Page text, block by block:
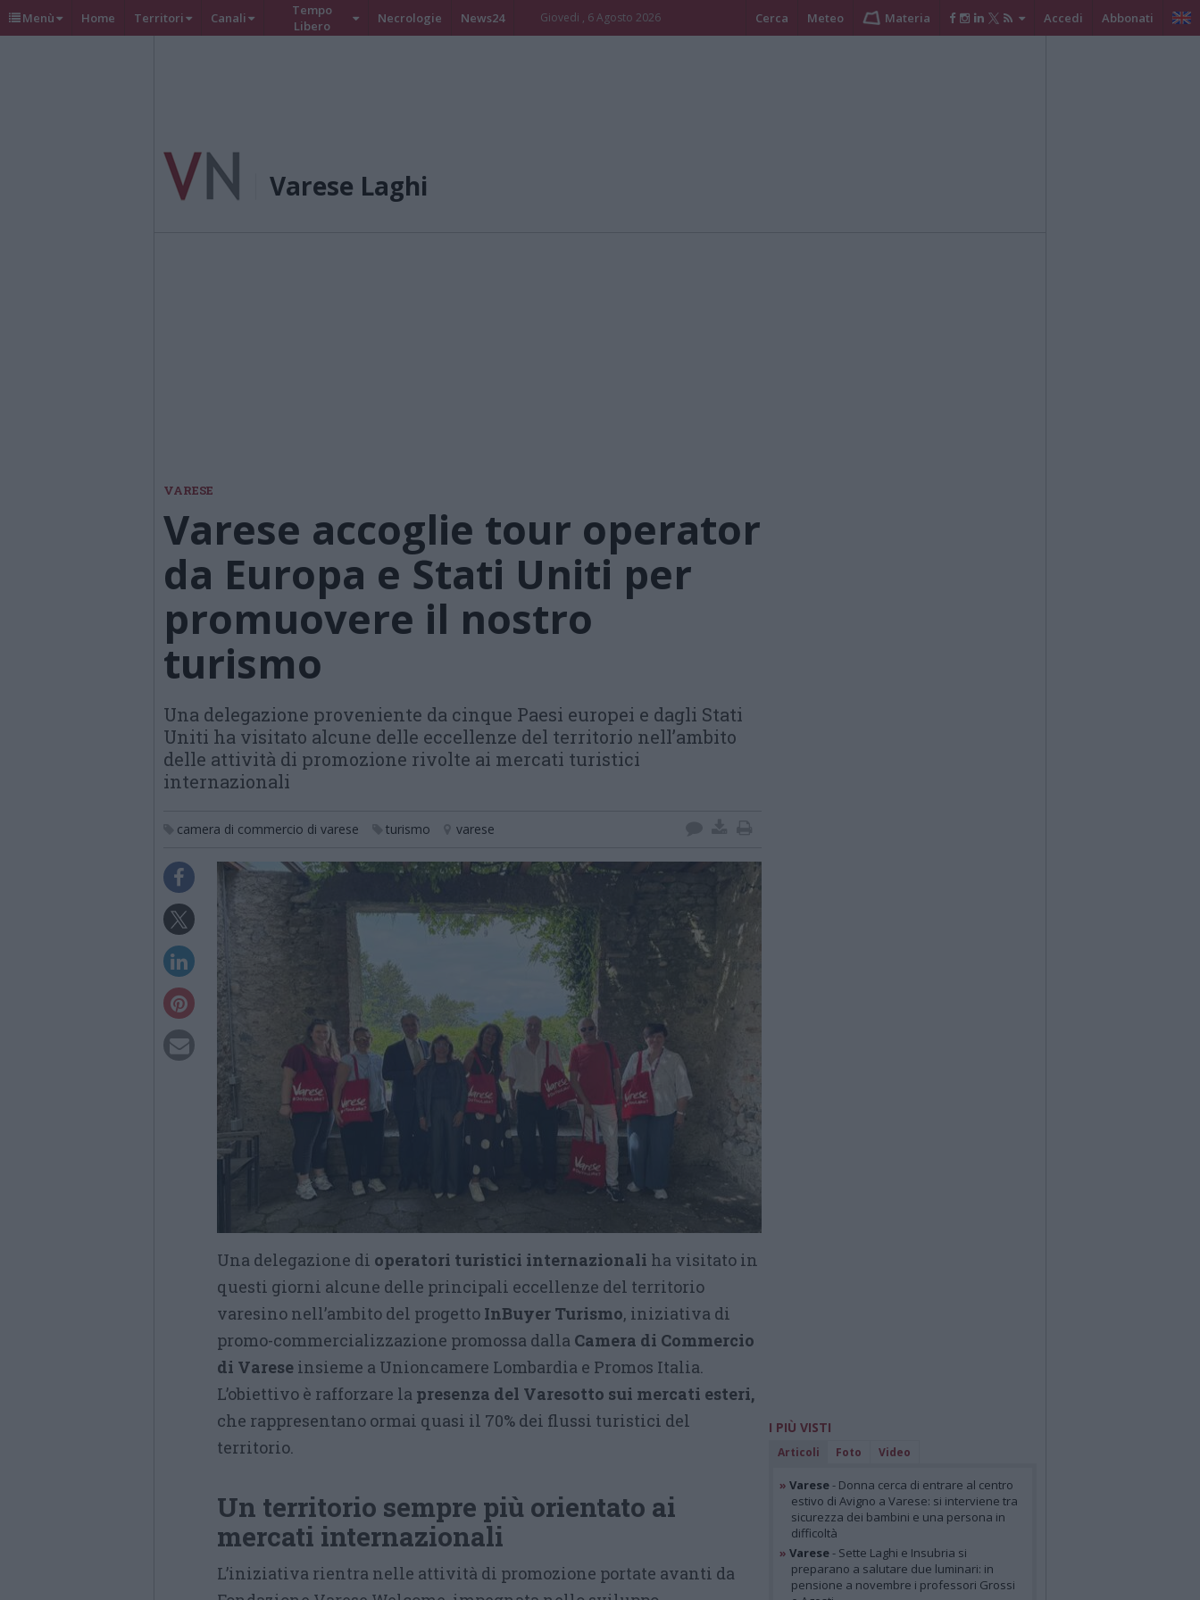
Menù Home Territori Canali
Tempo
Libero
Necrologie News24 Giovedi , 6 Agosto 2026 Cerca Meteo Materia Accedi Abbonati
Varese Laghi
VARESE
Varese accoglie tour operator
da Europa e Stati Uniti per
promuovere il nostro
turismo
Una delegazione proveniente da cinque Paesi europei e dagli Stati
Uniti ha visitato alcune delle eccellenze del territorio nell’ambito
delle attività di promozione rivolte ai mercati turistici
internazionali
camera di commercio di varese turismo varese
Una delegazione di operatori turistici internazionali ha visitato in
questi giorni alcune delle principali eccellenze del territorio
varesino nell’ambito del progetto InBuyer Turismo, iniziativa di
promo-commercializzazione promossa dalla Camera di Commercio
di Varese insieme a Unioncamere Lombardia e Promos Italia.
L’obiettivo è rafforzare la presenza del Varesotto sui mercati esteri,
che rappresentano ormai quasi il 70% dei flussi turistici del
territorio.
Un territorio sempre più orientato ai
mercati internazionali
L’iniziativa rientra nelle attività di promozione portate avanti da
I PIÙ VISTI
Articoli Foto Video
» Varese- Donna cerca di entrare al centro
estivo di Avigno a Varese: si interviene tra
sicurezza dei bambini e una persona in
difficoltà
» Varese- Sette Laghi e Insubria si
preparano a salutare due luminari: in
pensione a novembre i professori Grossi